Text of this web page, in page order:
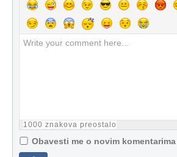
1000 znakova preostalo
Obavesti me o novim komentarima